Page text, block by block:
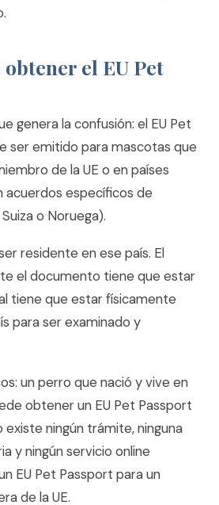
el EU Pet
genera la confusión: el EU Pet
ser emitido para mascotas que
de la UE o en países
específicos de
o Noruega).
residente en ese país. El
el documento tiene que estar
tiene que estar físicamente
para ser examinado y
un perro que nació y vive en
obtener un EU Pet Passport
existe ningún trámite, ninguna
y ningún servicio online
EU Pet Passport para un
de la UE.